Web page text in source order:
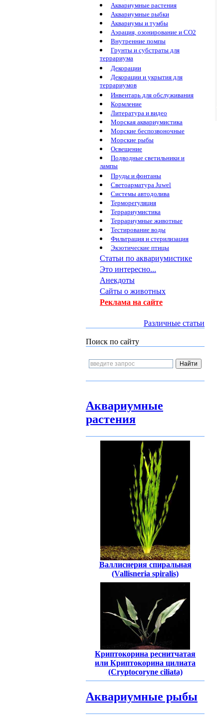
Аквариумные растения
Аквариумные рыбки
Аквариумы и тумбы
Аэрация, озонирование и CO2
Внутренние помпы
Грунты и субстраты для
террариума
Декорации
Декорации и укрытия для
террариумов
Инвентарь для обслуживания
Кормление
Литература и видео
Морская аквариумистика
Морские беспозвоночные
Морские рыбы
Освещение
Подводные светильники и
лампы
Пруды и фонтаны
Светоарматура Juwel
Системы автодолива
Терморегуляция
Террариумистика
Террариумные животные
Тестирование воды
Фильтрация и стерилизация
Экзотические птицы
Статьи по аквариумистике
Это интересно...
Анекдоты
Сайты о животных
Реклама на сайте
Различные статьи
Поиск по сайту
Аквариумные
растения
Валлиснерия спиральная
(Vallisneria spiralis)
Криптокорина реснитчатая
или Криптокорина цилиата
(Cryptocoryne ciliata)
Аквариумные рыбы